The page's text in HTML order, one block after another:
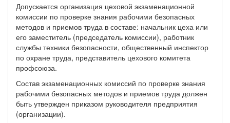
Допускается организация цеховой экзаменационной
комиссии по проверке знания рабочими безопасных
методов и приемов труда в составе: начальник цеха или
его заместитель (председатель комиссии), работник
службы техники безопасности, общественный инспектор
по охране труда, представитель цехового комитета
профсоюза.
Состав экзаменационных комиссий по проверке знания
рабочими безопасных методов и приемов труда должен
быть утвержден приказом руководителя предприятия
(организации).